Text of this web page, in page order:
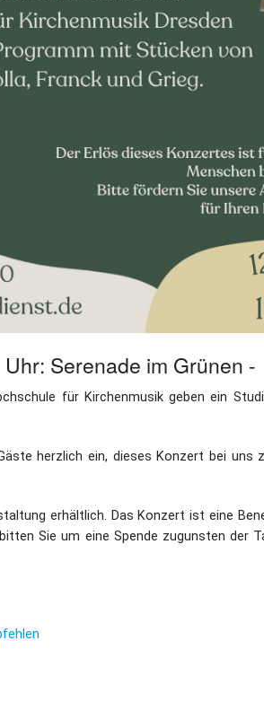
Serenade im Grünen -
für Kirchenmusik geben ein
herzlich ein, dieses Konzert bei
erhältlich. Das Konzert ist eine
Sie um eine Spende zugunsten der